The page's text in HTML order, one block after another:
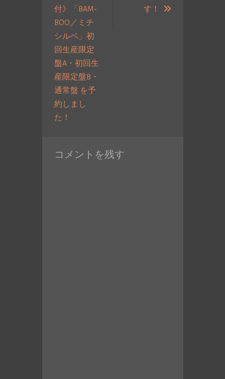
付》「BAM-
BOO／ミチ
シルベ」初
回生産限定
盤A・初回生
産限定盤B・
通常盤 を予
約しまし
た！
投
す！
次
コメントを残す